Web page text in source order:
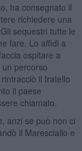
ha consegnato il
richiedere una
sequestri tutte le
fare. Lo affidi a
ospitare a
percorso
il fratello
il paese
chiamato.
anzi se può non ci
il Maresciallo e